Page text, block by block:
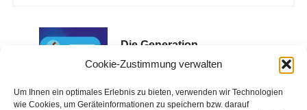
Cookie-Zustimmung verwalten
Um Ihnen ein optimales Erlebnis zu bieten, verwenden wir Technologien
wie Cookies, um Geräteinformationen zu speichern bzw. darauf
Die Generation
ChatGPT ist